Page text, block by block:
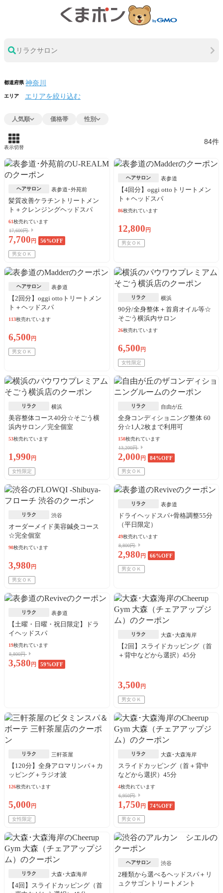
リラクサロン
都道府県
エリア エリアを絞り込む
人気順 価格帯 性別
表示切替
84件
ヘアサロン 表参道･外苑前
髪質改善ケラチントリートメン
ト＋クレンジングヘッドスパ
61枚売れています
17,600円
7,700 円 56%OFF
男女ＯＫ
ヘアサロン 表参道
【4回分】oggi ottoトリートメン
ト＋ヘッドスパ
86枚売れています
12,800 円
男女ＯＫ
ヘアサロン 表参道
【2回分】oggi ottoトリートメン
ト＋ヘッドスパ
113枚売れています
6,500 円
男女ＯＫ
リラク 横浜
90分/全身整体＋首肩オイル等☆
そごう横浜内サロン
26枚売れています
6,500 円
女性限定
リラク 横浜
美容整体コース40分☆そごう横
浜内サロン／完全個室
53枚売れています
1,990 円
女性限定
リラク 自由が丘
全身コンディショニング整体 60
分☆1人2枚まで利用可
150枚売れています
13,200円
2,000 円 84%OFF
男女ＯＫ
リラク 渋谷
オーダーメイド美容鍼灸コース
☆完全個室
90枚売れています
3,980 円
男女ＯＫ
リラク 表参道
ドライヘッドスパ+骨格調整55分
（平日限定）
49枚売れています
8,800円
2,980 円 66%OFF
男女ＯＫ
リラク 表参道
【土曜・日曜・祝日限定】ドラ
イヘッドスパ
19枚売れています
8,800円
3,580 円 59%OFF
リラク 大森･大森海岸
【2回】スライドカッピング（首
＋背中などから選択）45分
3,500 円
男女ＯＫ
リラク 三軒茶屋
【120分】全身アロマリンパ＋カ
ッピング＋ラジオ波
126枚売れています
5,000 円
女性限定
リラク 大森･大森海岸
スライドカッピング（首＋背中
などから選択）45分
4枚売れています
6,950円
1,750 円 74%OFF
男女ＯＫ
リラク 大森･大森海岸
【4回】スライドカッピング（首
ヘアサロン 渋谷
2種類から選べるヘッドスパ＋リ
ュクサゴントリートメント